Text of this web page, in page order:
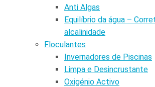
Anti Algas
Equilíbrio da água –
alcalinidade
Floculantes
Invernadores de Piscinas
Limpa e Desincrustante
Oxigénio Activo